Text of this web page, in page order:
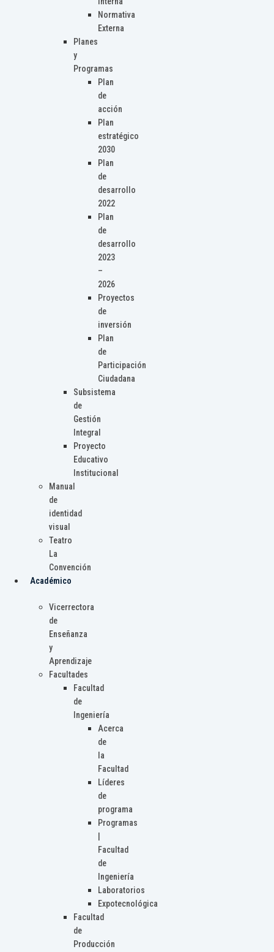
Normativa
Externa
Planes
y
Programas
Plan
de
acción
Plan
estratégico
2030
Plan
de
desarrollo
2022
Plan
de
desarrollo
2023
–
2026
Proyectos
de
inversión
Plan
de
Participación
Ciudadana
Subsistema
de
Gestión
Integral
Proyecto
Educativo
Institucional
Manual
de
identidad
visual
Teatro
La
Convención
Académico
Vicerrectora
de
Enseñanza
y
Aprendizaje
Facultades
Facultad
de
Ingeniería
Acerca
de
la
Facultad
Líderes
de
programa
Programas
Facultad
de
Ingeniería
Laboratorios
Expotecnológica
Facultad
de
Producción